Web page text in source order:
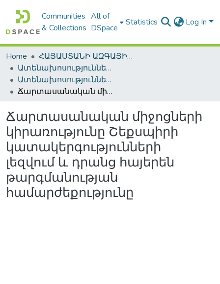
Communities
& Collections
All of
DSpace
Statistics Log In
Home
ՀԱՅԱՍՏԱՆԻ ԱԶԳԱՅԻՆ ԳՐԱԴԱՐԱՆԻ ԹՎԱՅԻՆ ՊԱՀՈՑ / DIGITAL REPOSITORY OF NLA
Ատենախոսություններ և սեղմագրեր / Theses & Abstracts
Ատենախոսություններ և սեղմագրեր / Theses & Abstracts
Ճարտասանական միջոցների կիրառությունը Շեքսպիրի կատակերգությունների լեզվում և դրանց հայերեն թարգմանության համարժեքությունը
Ճարտասանական միջոցների
կիրառությունը Շեքսպիրի
կատակերգությունների
լեզվում և դրանց հայերեն
թարգմանության
համարժեքությունը